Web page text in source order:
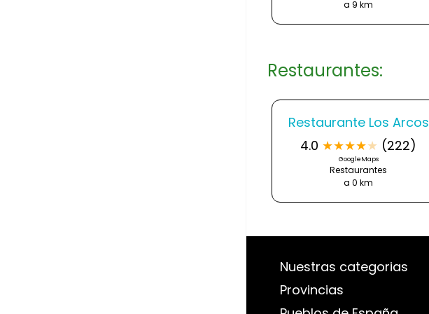
a 9 km
Restaurantes:
Restaurante Los Arcos
4.0 ★★★★★ (222)
GoogleMaps
Restaurantes
a 0 km
Nuestras categorias
Provincias